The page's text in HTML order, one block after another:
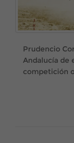
Prudencio
Andalucía de
competición